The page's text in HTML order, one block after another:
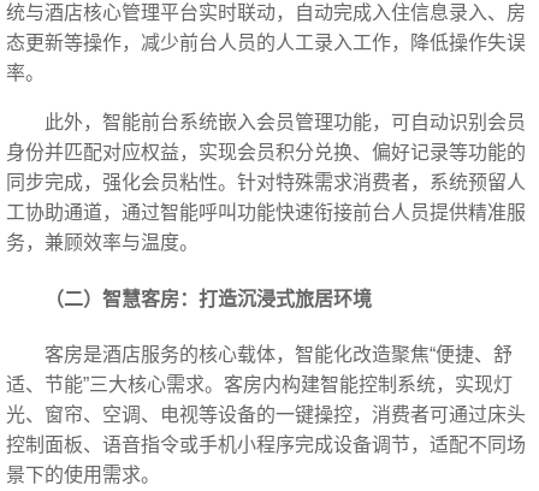
统与酒店核心管理平台实时联动，自动完成入住信息录入、房
态更新等操作，减少前台人员的人工录入工作，降低操作失误
率。
此外，智能前台系统嵌入会员管理功能，可自动识别会员
身份并匹配对应权益，实现会员积分兑换、偏好记录等功能的
同步完成，强化会员粘性。针对特殊需求消费者，系统预留人
工协助通道，通过智能呼叫功能快速衔接前台人员提供精准服
务，兼顾效率与温度。
（二）智慧客房：打造沉浸式旅居环境
客房是酒店服务的核心载体，智能化改造聚焦“便捷、舒
适、节能”三大核心需求。客房内构建智能控制系统，实现灯
光、窗帘、空调、电视等设备的一键操控，消费者可通过床头
控制面板、语音指令或手机小程序完成设备调节，适配不同场
景下的使用需求。